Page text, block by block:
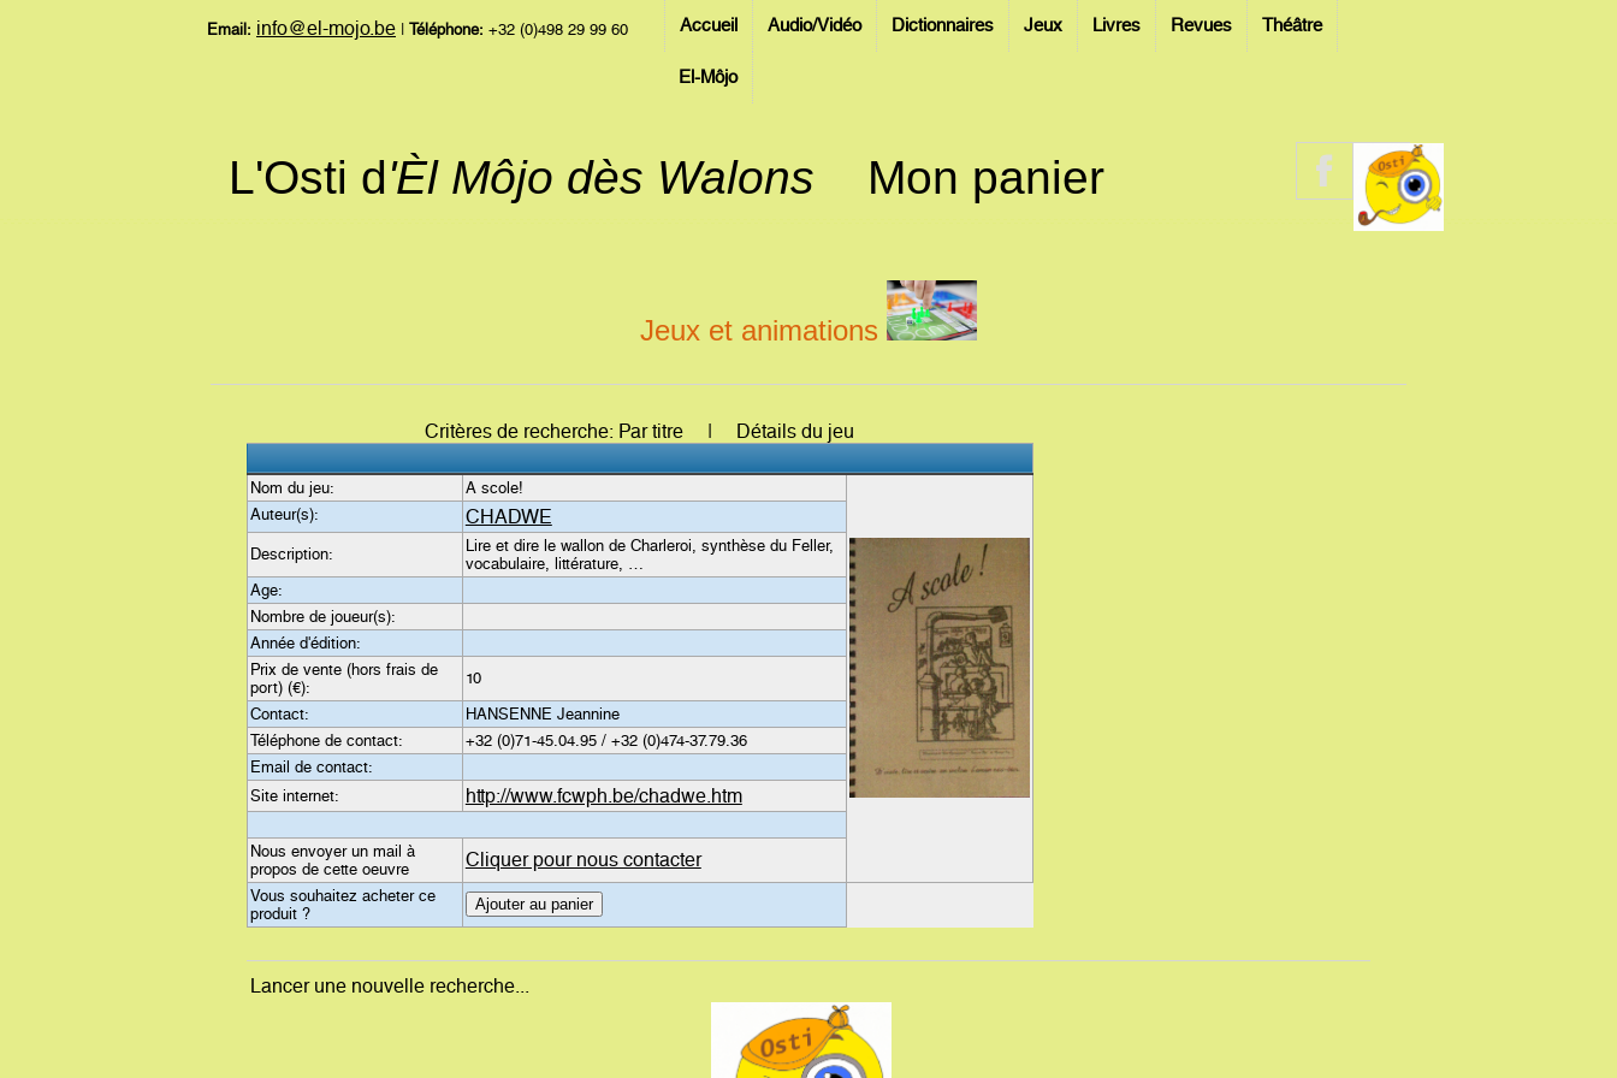
Email: info@el-mojo.be Téléphone: +32 (0)498 29 99 60 Accueil Audio/Vidéo Dictionnaires Jeux Livres Revues Théâtre
El-Môjo
L'Osti d'Èl Môjo dès Walons Mon panier
Jeux et animations
Critères de recherche: Par titre | Détails du jeu
Nom du jeu:
A scole!
Auteur(s):
CHADWE
Description:
Lire et dire le wallon de Charleroi, synthèse du Feller,
vocabulaire, littérature, …
Age:
Nombre de joueur(s):
Année d'édition:
Prix de vente (hors frais de
port) (€):
10
Contact:
HANSENNE Jeannine
Téléphone de contact:
+32 (0)71-45.04.95 / +32 (0)474-37.79.36
Email de contact:
Site internet:
http://www.fcwph.be/chadwe.htm
Nous envoyer un mail à
propos de cette oeuvre
Cliquer pour nous contacter
Vous souhaitez acheter ce
produit ?
Lancer une nouvelle recherche...